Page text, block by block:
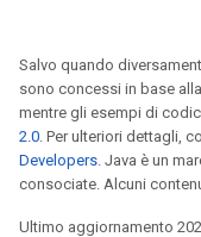
Salvo quando
sono concessi in base alla
mentre gli esempi di
2.0. Per ulteriori dettagli,
Developers. Java è un
consociate. Alcuni
Ultimo aggiornamento